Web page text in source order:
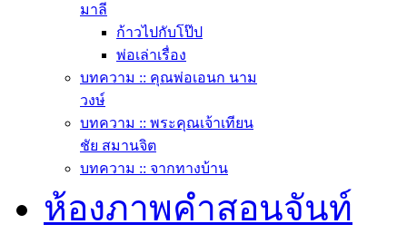
มาลี
ก้าวไปกับโป๊ป
พ่อเล่าเรื่อง
บทความ :: คุณพ่อเอนก นาม
วงษ์
บทความ :: พระคุณเจ้าเทียน
ชัย สมานจิต
บทความ :: จากทางบ้าน
ห้องภาพคำสอนจันท์